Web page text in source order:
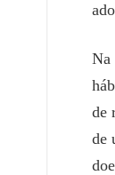
Na
de
de